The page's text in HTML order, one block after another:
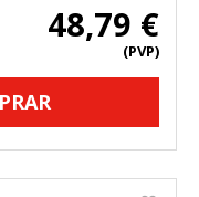
48,79 €
(PVP)